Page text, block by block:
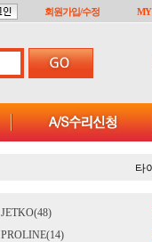
회원가입/수정 MY
타
JETKO(48)
PROLINE(14)